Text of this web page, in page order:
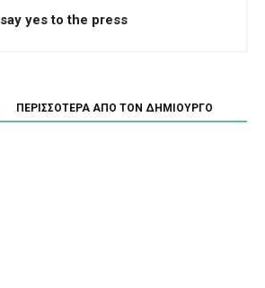
say yes to the press
ΠΕΡΙΣΣΟΤΕΡΑ ΑΠΟ ΤΟΝ ΔΗΜΙΟΥΡΓΟ